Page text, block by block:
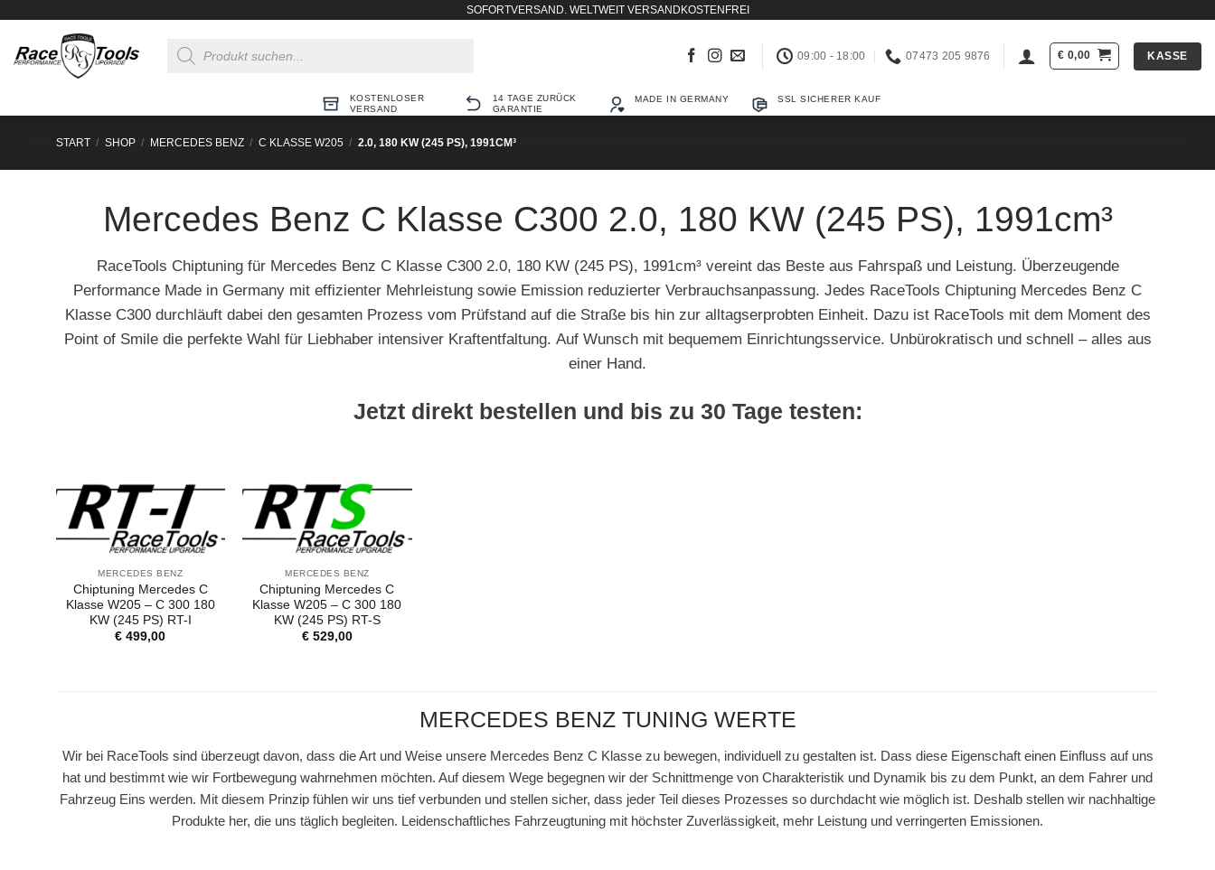
springen
SOFORTVERSAND. WELTWEIT VERSANDKOSTENFREI
search
09:00 - 18:00 07473 205 9876 € 0,00 KASSE
KOSTENLOSER
VERSAND
14 TAGE ZURÜCK
GARANTIE
MADE IN GERMANY SSL SICHERER KAUF
START / SHOP / MERCEDES BENZ / C KLASSE W205 / 2.0, 180 KW (245 PS), 1991CM³
Mercedes Benz C Klasse C300 2.0, 180 KW (245 PS), 1991cm³
RaceTools Chiptuning für Mercedes Benz C Klasse C300 2.0, 180 KW (245 PS), 1991cm³ vereint das Beste aus Fahrspaß und Leistung. Überzeugende
Performance Made in Germany mit effizienter Mehrleistung sowie Emission reduzierter Verbrauchsanpassung. Jedes RaceTools Chiptuning Mercedes Benz C
Klasse C300 durchläuft dabei den gesamten Prozess vom Prüfstand auf die Straße bis hin zur alltagserprobten Einheit. Dazu ist RaceTools mit dem Moment des
Point of Smile die perfekte Wahl für Liebhaber intensiver Kraftentfaltung. Auf Wunsch mit bequemem Einrichtungsservice. Unbürokratisch und schnell – alles aus
einer Hand.
Jetzt direkt bestellen und bis zu 30 Tage testen:
MERCEDES BENZ
Chiptuning Mercedes C
Klasse W205 – C 300 180
KW (245 PS) RT-I
€ 499,00
MERCEDES BENZ
Chiptuning Mercedes C
Klasse W205 – C 300 180
KW (245 PS) RT-S
€529,00
MERCEDES BENZ TUNING WERTE
Wir bei RaceTools sind überzeugt davon, dass die Art und Weise unsere Mercedes Benz C Klasse zu bewegen, individuell zu gestalten ist. Dass diese Eigenschaft einen Einfluss auf uns
hat und bestimmt wie wir Fortbewegung wahrnehmen möchten. Auf diesem Wege begegnen wir der Schnittmenge von Charakteristik und Dynamik bis zu dem Punkt, an dem Fahrer und
Fahrzeug Eins werden. Mit diesem Prinzip fühlen wir uns tief verbunden und stellen sicher, dass jeder Teil dieses Prozesses so durchdacht wie möglich ist. Deshalb stellen wir nachhaltige
Produkte her, die uns täglich begleiten. Leidenschaftliches Fahrzeugtuning mit höchster Zuverlässigkeit, mehr Leistung und verringerten Emissionen.